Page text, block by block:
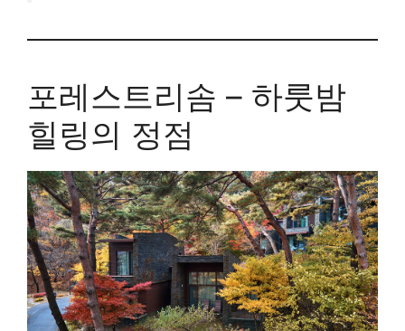
포레스트리솜 – 하룻밤
힐링의 정점